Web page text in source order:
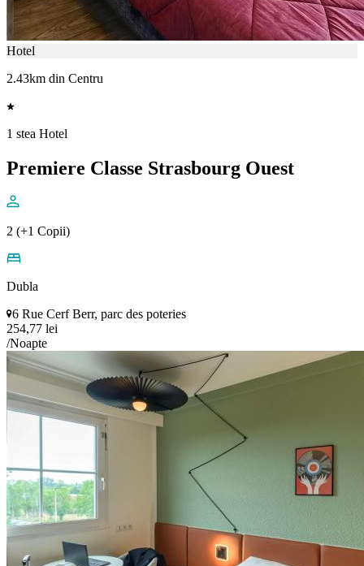
Hotel
2.43km din Centru
1 stea Hotel
Premiere Classe Strasbourg Ouest
2 (+1 Copii)
Dubla
6 Rue Cerf Berr, parc des poteries
254,77 lei
/Noapte